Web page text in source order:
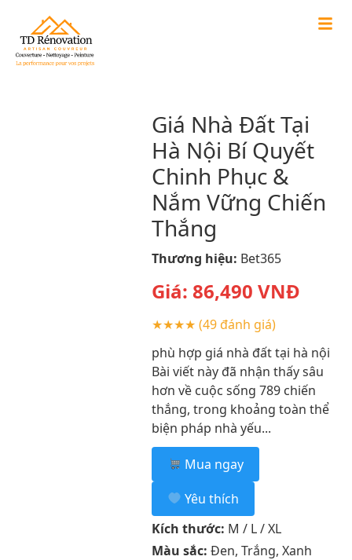
Giá Nhà Đất Tại
Hà Nội Bí Quyết
Chinh Phục &
Nắm Vững Chiến
Thắng
Thương hiệu: Bet365
Giá: 86,490 VNĐ
★★★★ (49 đánh giá)
phù hợp giá nhà đất tại hà nội
Bài viết này đã nhận thấy sâu
hơn về cuộc sống 789 chiến
thắng, trong khoảng toàn thể
biện pháp nhà yếu...
Mua ngay
Yêu thích
Kích thước: M / L / XL
Màu sắc: Đen, Trắng, Xanh